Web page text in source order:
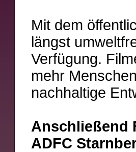
Mit dem
längst
Verfügung.
mehr
nachhaltige
Anschließend
ADFC